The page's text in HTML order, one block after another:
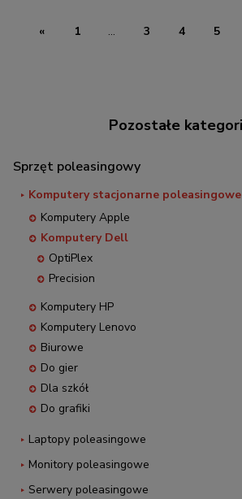
Sprzęt poleasingowy
Komputery stacjonarne poleasingowe
Komputery Apple
Komputery Dell
OptiPlex
Precision
Komputery HP
Komputery Lenovo
Biurowe
Do gier
Dla szkół
Do grafiki
Laptopy poleasingowe
Monitory poleasingowe
Serwery poleasingowe
« 1 ... 3 4 5